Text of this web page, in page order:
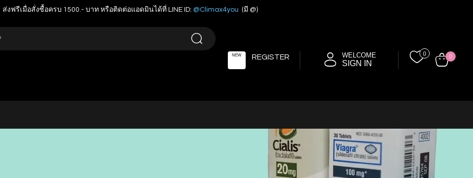
ส่งฟรีเมื่อสั่งซื้อครบ 1500.- บาท หรือติดต่อแอดมินได้ที่ LINE ID: @Climax4you (มี @)
NEW REGISTER WELCOME
SIGN IN
0 0